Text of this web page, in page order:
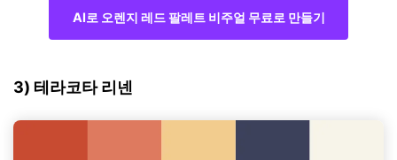
AI로 오렌지 레드 팔레트 비주얼 무료로 만들기
3) 테라코타 리넨